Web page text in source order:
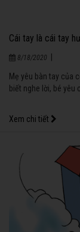
Cái tay là cái tay
8/18/2020
Mẹ yêu bàn tay của
biết nghe lời, bé yêu
Xem chi tiết